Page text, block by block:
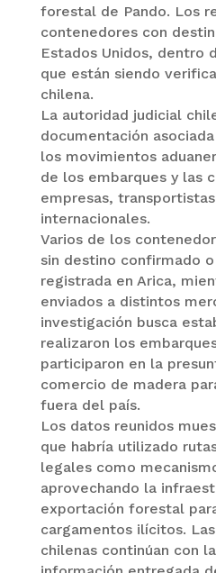
forestal de Pando. Los
contenedores con
Estados Unidos, dentro
que están siendo
chilena.
La autoridad judicial
documentación
los movimientos
de los embarques y las
empresas,
internacionales.
Varios de los
sin destino confirmado
registrada en Arica,
enviados a distintos
investigación busca
realizaron los
participaron en la
comercio de madera
fuera del país.
Los datos reunidos
que habría utilizado
legales como
aprovechando la
exportación forestal
cargamentos ilícitos.
chilenas continúan con